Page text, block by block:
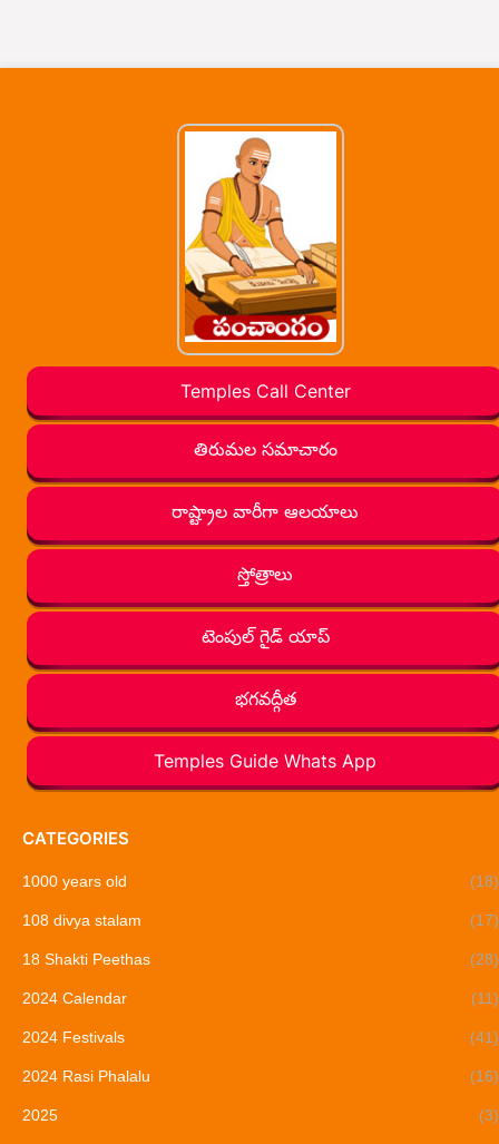
Temples Call Center
తిరుమల సమాచారం
రాష్ట్రాల వారీగా ఆలయాలు
స్తోత్రాలు
టెంపుల్ గైడ్ యాప్
భగవద్గీత
Temples Guide Whats App
CATEGORIES
1000 years old (18)
108 divya stalam (17)
18 Shakti Peethas (28)
2024 Calendar (11)
2024 Festivals (41)
2024 Rasi Phalalu (16)
2025 (3)